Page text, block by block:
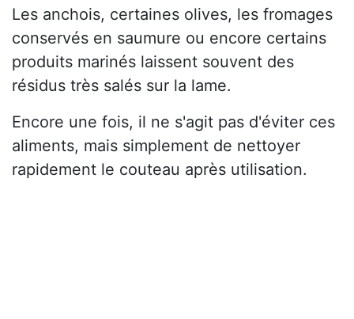
Les anchois, certaines olives, les fromages
conservés en saumure ou encore certains
produits marinés laissent souvent des
résidus très salés sur la lame.
Encore une fois, il ne s'agit pas d'éviter ces
aliments, mais simplement de nettoyer
rapidement le couteau après utilisation.